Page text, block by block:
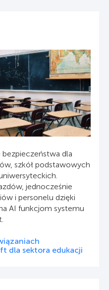
dla
szkół podstawowych
jednocześnie
i personelu dzięki
AI funkcjom systemu
dla sektora edukacji